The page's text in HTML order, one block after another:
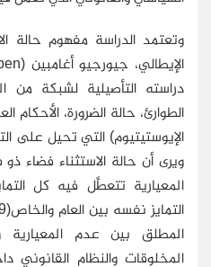
وتعتمد الدراسة مفهوم حالة
الإيطالي، جيورجيو أغامبين (
دراسته التأصيلية لشبكة من
الطوارئ، حالة الضرورة، الأحكام
الإيوستيتيوم) التي تحيل على
ويرى أن حالة الاستثناء فضاء
المعيارية تتعطَّل فيه كل
المطلق بين عدم المعيارية